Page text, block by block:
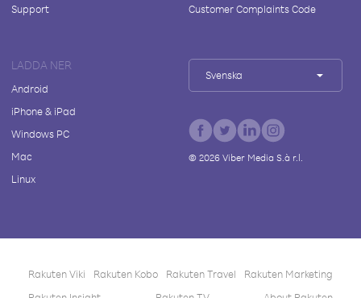
Support
Customer Complaints Code
LADDA NER
Android
iPhone & iPad
Windows PC
Mac
Linux
Svenska
© 2026Viber Media S.à r.l.
Rakuten Viki Rakuten Kobo Rakuten Travel
Rakuten Marketing